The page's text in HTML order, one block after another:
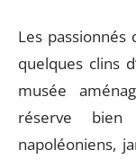
Les passionnés
quelques clins
musée
réserve bien
napoléoniens,